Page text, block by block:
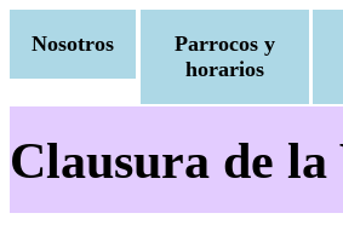
Nosotros
Parrocos y
horarios
Clausura de la